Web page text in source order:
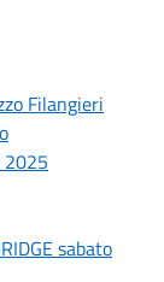
Filangieri
2025
sabato